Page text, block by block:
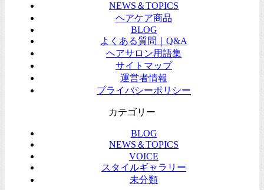
NEWS＆TOPICS
ヘアケア商品
BLOG
よくある質問｜Q&A
ヘアサロン用語集
サイトマップ
運営者情報
プライバシーポリシー
カテゴリー
BLOG
NEWS＆TOPICS
VOICE
スタイルギャラリー
未分類